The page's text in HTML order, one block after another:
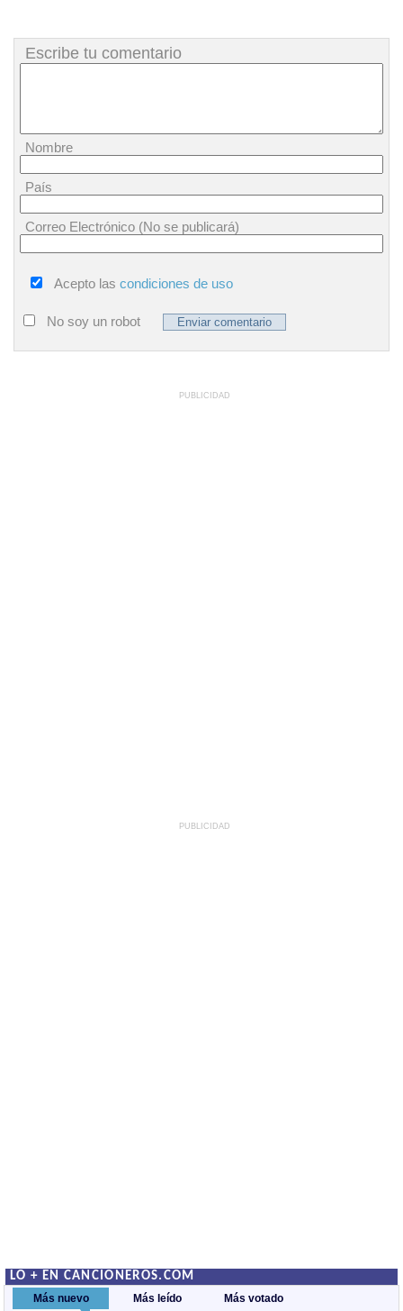
Escribe tu comentario
Nombre
País
Correo Electrónico (No se publicará)
Acepto las condiciones de uso
No soy un robot
PUBLICIDAD
PUBLICIDAD
LO + EN CANCIONEROS.COM
Más nuevo Más leído Más votado